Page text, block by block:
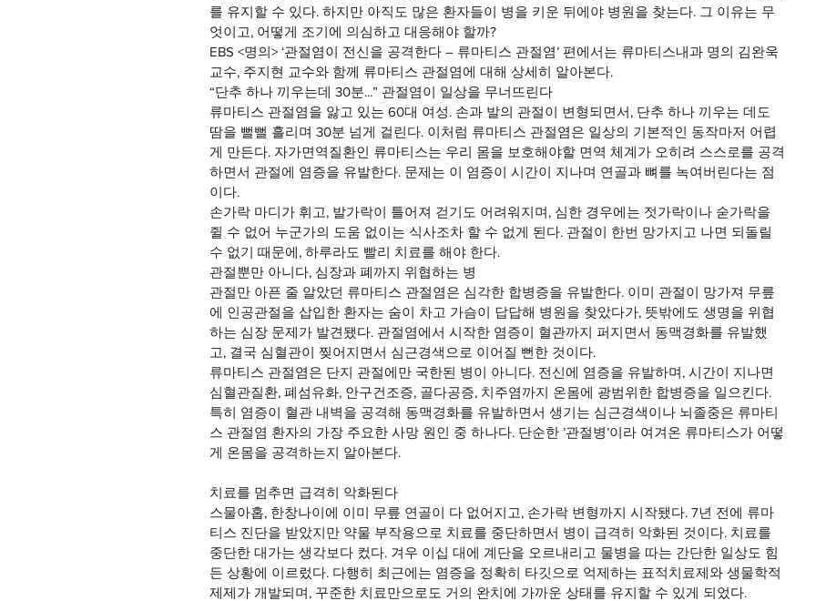
를 유지할 수 있다. 하지만 아직도 많은 환자들이 병을 키운 뒤에야 병원을 찾는다. 그 이유는 무
엇이고, 어떻게 조기에 의심하고 대응해야 할까?
EBS <명의> ‘관절염이 전신을 공격한다 – 류마티스 관절염’ 편에서는 류마티스내과 명의 김완욱
교수, 주지현 교수와 함께 류마티스 관절염에 대해 상세히 알아본다.
“단추 하나 끼우는데 30분...” 관절염이 일상을 무너뜨린다
류마티스 관절염을 앓고 있는 60대 여성. 손과 발의 관절이 변형되면서, 단추 하나 끼우는 데도
땀을 뻘뻘 흘리며 30분 넘게 걸린다. 이처럼 류마티스 관절염은 일상의 기본적인 동작마저 어렵
게 만든다. 자가면역질환인 류마티스는 우리 몸을 보호해야할 면역 체계가 오히려 스스로를 공격
하면서 관절에 염증을 유발한다. 문제는 이 염증이 시간이 지나며 연골과 뼈를 녹여버린다는 점
이다.
손가락 마디가 휘고, 발가락이 틀어져 걷기도 어려워지며, 심한 경우에는 젓가락이나 숟가락을
쥘 수 없어 누군가의 도움 없이는 식사조차 할 수 없게 된다. 관절이 한번 망가지고 나면 되돌릴
수 없기 때문에, 하루라도 빨리 치료를 해야 한다.
관절뿐만 아니다, 심장과 폐까지 위협하는 병
관절만 아픈 줄 알았던 류마티스 관절염은 심각한 합병증을 유발한다. 이미 관절이 망가져 무릎
에 인공관절을 삽입한 환자는 숨이 차고 가슴이 답답해 병원을 찾았다가, 뜻밖에도 생명을 위협
하는 심장 문제가 발견됐다. 관절염에서 시작한 염증이 혈관까지 퍼지면서 동맥경화를 유발했
고, 결국 심혈관이 찢어지면서 심근경색으로 이어질 뻔한 것이다.
류마티스 관절염은 단지 관절에만 국한된 병이 아니다. 전신에 염증을 유발하며, 시간이 지나면
심혈관질환, 폐섬유화, 안구건조증, 골다공증, 치주염까지 온몸에 광범위한 합병증을 일으킨다.
특히 염증이 혈관 내벽을 공격해 동맥경화를 유발하면서 생기는 심근경색이나 뇌졸중은 류마티
스 관절염 환자의 가장 주요한 사망 원인 중 하나다. 단순한 ’관절병’이라 여겨온 류마티스가 어떻
게 온몸을 공격하는지 알아본다.
치료를 멈추면 급격히 악화된다
스물아홉, 한창나이에 이미 무릎 연골이 다 없어지고, 손가락 변형까지 시작됐다. 7년 전에 류마
티스 진단을 받았지만 약물 부작용으로 치료를 중단하면서 병이 급격히 악화된 것이다. 치료를
중단한 대가는 생각보다 컸다. 겨우 이십 대에 계단을 오르내리고 물병을 따는 간단한 일상도 힘
든 상황에 이르렀다. 다행히 최근에는 염증을 정확히 타깃으로 억제하는 표적치료제와 생물학적
제제가 개발되며, 꾸준한 치료만으로도 거의 완치에 가까운 상태를 유지할 수 있게 되었다.